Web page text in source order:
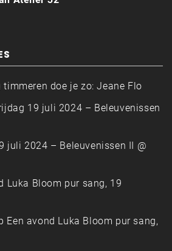
timmeren doe je zo: Jeane Flo
19 juli 2024 – Beleuvenissen
juli 2024 – Beleuvenissen II @
Luka Bloom pur sang, 19
Een avond Luka Bloom pur sang,